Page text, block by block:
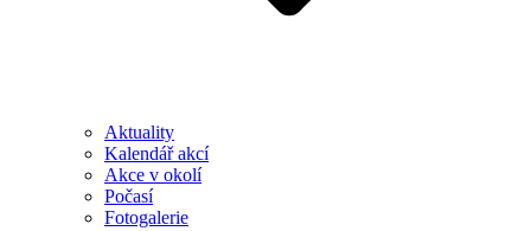
Aktuality
Kalendář akcí
Akce v okolí
Počasí
Fotogalerie